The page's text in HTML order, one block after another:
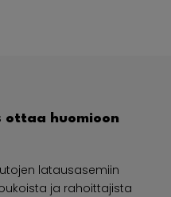
ottaa huomioon
latausasemiin
ja rahoittajista